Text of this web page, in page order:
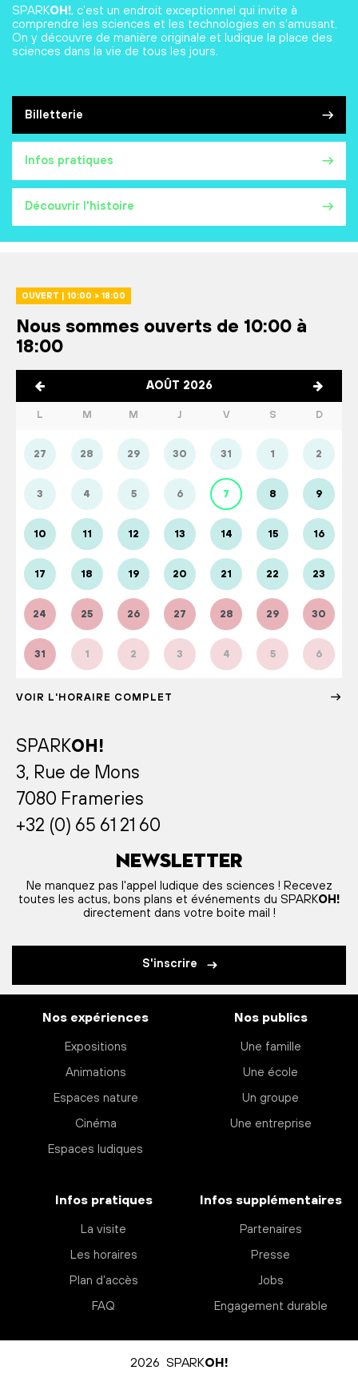
Billetterie
Infos pratiques
Découvrir l'histoire
SPARKOH!, c'est un endroit exceptionnel qui invite à
comprendre les sciences et les technologies en s'amusant.
On y découvre de manière originale et ludique la place des
sciences dans la vie de tous les jours.
OUVERT | 10:00 > 18:00
Nous sommes ouverts de 10:00 à
18:00
AOÛT 2026
L M M J V S D
27 28 29 30 31 1 2
3 4 5 6 7 8 9
10 11 12 13 14 15 16
17 18 19 20 21 22 23
24 25 26 27 28 29 30
31 1 2 3 4 5 6
VOIR L'HORAIRE COMPLET
SPARKOH!
3, Rue de Mons
7080 Frameries
+32 (0) 65 61 21 60
Newsletter
Ne manquez pas l'appel ludique des sciences ! Recevez
toutes les actus, bons plans et événements du SPARKOH!
directement dans votre boite mail !
S'inscrire
Nos expériences
Expositions
Animations
Espaces nature
Cinéma
Espaces ludiques
Nos publics
Une famille
Une école
Un groupe
Une entreprise
Infos pratiques
La visite
Les horaires
Plan d’accès
FAQ
Infos supplémentaires
Partenaires
Presse
Jobs
Engagement durable
2026 SPARKOH!